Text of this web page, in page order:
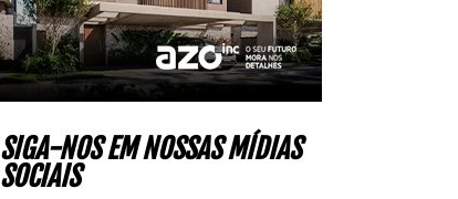
SIGA-NOS EM NOSSAS MÍDIAS
SOCIAIS